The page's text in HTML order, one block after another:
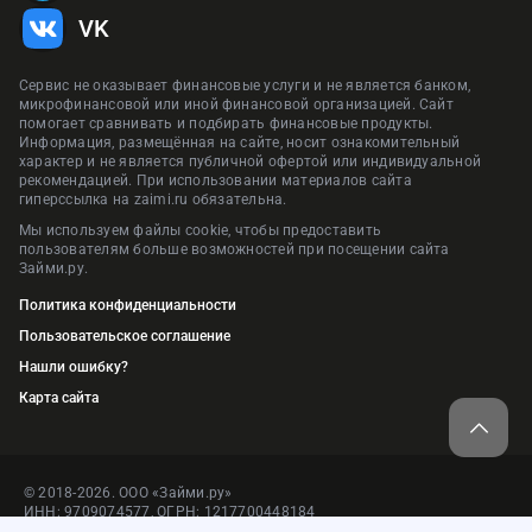
Сервис не оказывает финансовые услуги и не является банком,
микрофинансовой или иной финансовой организацией. Сайт
помогает сравнивать и подбирать финансовые продукты.
Информация, размещённая на сайте, носит ознакомительный
характер и не является публичной офертой или индивидуальной
рекомендацией. При использовании материалов сайта
гиперссылка на zaimi.ru обязательна.
Мы используем файлы cookie, чтобы предоставить
пользователям больше возможностей при посещении сайта
Займи.ру.
Политика конфиденциальности
Пользовательское соглашение
Нашли ошибку?
Карта сайта
VK
© 2018-2026. ООО «Займи.ру»
ИНН: 9709074577, ОГРН: 1217700448184